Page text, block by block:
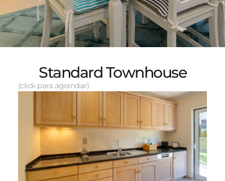
Standard Townhouse
(click para agrandar)